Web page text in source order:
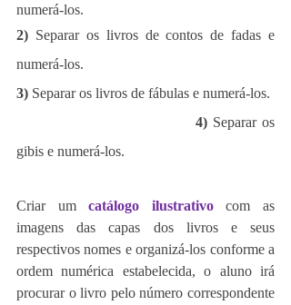
numerá-los.
2) Separar os livros de contos de fadas e
numerá-los.
3) Separar os livros de fábulas e numerá-los.
4) Separar os
gibis e numerá-los.
Criar um catálogo ilustrativo
com as
imagens das capas dos livros e seus
respectivos nomes e organizá-los conforme a
ordem numérica estabelecida, o aluno irá
procurar o livro pelo número correspondente